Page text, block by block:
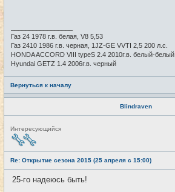
Газ 24 1978 г.в. белая, V8 5,53
Газ 2410 1986 г.в. черная, 1JZ-GE VVTI 2,5 200 л.с.
HONDA ACCORD VIII typeS 2.4 2010г.в. белый-белый
Hyundai GETZ 1.4 2006г.в. черный
Вернуться к началу
Blindraven
Н
е
в
т
и
Интересующийся
Re: Открытие сезона 2015 (25 апреля с 15:00)
25-го надеюсь быть!